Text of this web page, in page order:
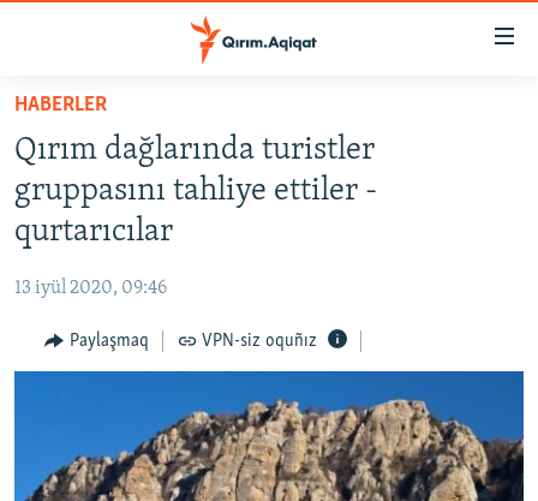
Esas
qaytmaq
Baş
navigatsiyağa
qaytmaq
Qıdıruvğa
qaytmaq
SİYASET
İQTİSADİYAT
MEDENİYET
İNSAN AQLARI
BLOGLAR
HABERLER
Qırım dağlarında turistler
gruppasını tahliye ettiler -
qurtarıcılar
13 iyül 2020, 09:46
Paylaşmaq VPN-siz oquñız